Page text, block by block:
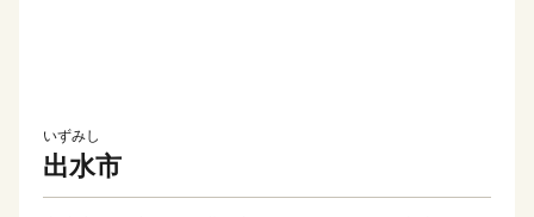
いずみし
出水市